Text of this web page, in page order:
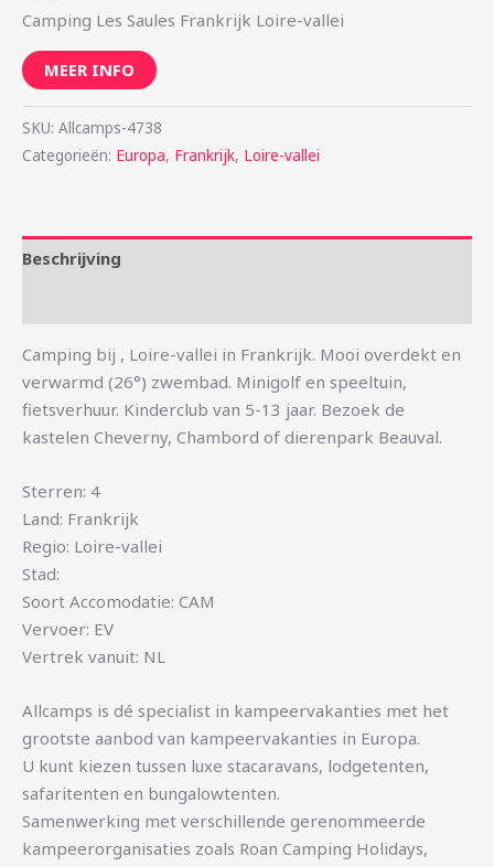
Camping Les Saules Frankrijk Loire-vallei
MEER INFO
SKU: Allcamps-4738
Categorieën: Europa, Frankrijk, Loire-vallei
Beschrijving
Camping bij , Loire-vallei in Frankrijk. Mooi overdekt en
verwarmd (26°) zwembad. Minigolf en speeltuin,
fietsverhuur. Kinderclub van 5-13 jaar. Bezoek de
kastelen Cheverny, Chambord of dierenpark Beauval.
Sterren: 4
Land: Frankrijk
Regio: Loire-vallei
Stad:
Soort Accomodatie: CAM
Vervoer: EV
Vertrek vanuit: NL
Allcamps is dé specialist in kampeervakanties met het
grootste aanbod van kampeervakanties in Europa.
U kunt kiezen tussen luxe stacaravans, lodgetenten,
safaritenten en bungalowtenten.
Samenwerking met verschillende gerenommeerde
kampeerorganisaties zoals Roan Camping Holidays,